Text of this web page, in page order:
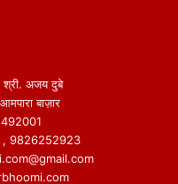
श्री. अजय दुबे
बाज़ार
492001
, 9826252923